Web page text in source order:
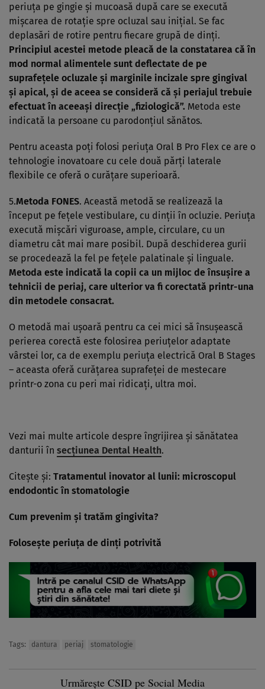
periuţa pe gingie şi mucoasă după care se execută
mişcarea de rotaţie spre ocluzal sau iniţial. Se fac
deplasări de rotire pentru fiecare grupă de dinţi.
Principiul acestei metode pleacă de la constatarea că în
mod normal alimentele sunt deflectate de pe
suprafeţele ocluzale şi marginile incizale spre gingival
şi apical, şi de aceea se consideră că şi periajul trebuie
efectuat în aceeaşi direcţie „fiziologică”. Metoda este
indicată la persoane cu parodonţiul sănătos.
Pentru aceasta poţi folosi periuţa Oral B Pro Flex ce are o
tehnologie inovatoare cu cele două părţi laterale
flexibile ce oferă o curăţare superioară.
5.Metoda FONES. Această metodă se realizează la
început pe feţele vestibulare, cu dinţii în ocluzie. Periuţa
execută mişcări viguroase, ample, circulare, cu un
diametru cât mai mare posibil. După deschiderea gurii
se procedează la fel pe feţele palatinale şi linguale.
Metoda este indicată la copii ca un mijloc de însuşire a
tehnicii de periaj, care ulterior va fi corectată printr-una
din metodele consacrat.
O metodă mai uşoară pentru ca cei mici să însuşească
perierea corectă este folosirea periuţelor adaptate
vârstei lor, ca de exemplu periuţa electrică Oral B Stages
– aceasta oferă curăţarea suprafeţei de mestecare
printr-o zona cu peri mai ridicaţi, ultra moi.
Vezi mai multe articole despre îngrijirea şi sănătatea
danturii în secţiunea Dental Health.
Citeşte şi: Tratamentul inovator al lunii: microscopul
endodontic în stomatologie
Cum prevenim şi tratăm gingivita?
Foloseşte periuţa de dinţi potrivită
Tags: dantura periaj stomatologie
Urmărește CSID pe Social Media